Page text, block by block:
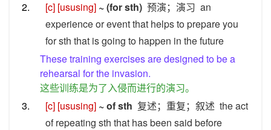
2.
[c] [ususing] ~ (for sth) 预演；演习 an
experience or event that helps to prepare you
for sth that is going to happen in the future
These training exercises are designed to be a
rehearsal for the invasion.
这些训练是为了入侵而进行的演习。
3.
[c] [ususing] ~ of sth 复述；重复；叙述 the act
of repeating sth that has been said before